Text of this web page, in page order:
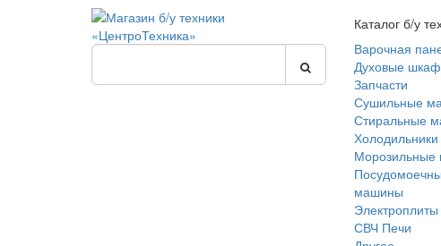
Каталог б/у
Варочная
Духовые
Запчасти
Сушильные
Стиральные
Холодильники
Морозильные
машины
Электроплиты
СВЧ Печи